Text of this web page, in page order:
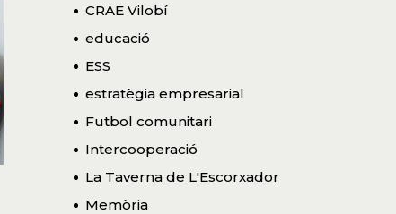
CRAE Vilobí
educació
ESS
estratègia empresarial
Futbol comunitari
Intercooperació
La Taverna de L'Escorxador
Memòria